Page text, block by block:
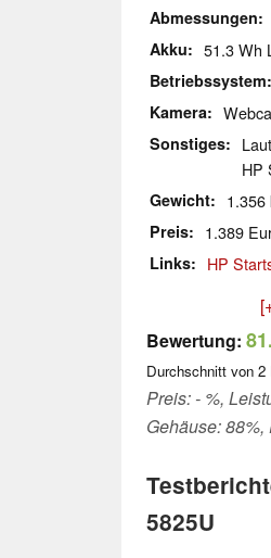
Abmessungen
Akku 51.3 Wh
Betriebssystem
Kamera
Sonstiges
HP
Gewicht 1.356
Preis 1.389
Links HP
Bewertung:
Durchschnitt von 2
Preis: - %,
Gehäuse:
5825U